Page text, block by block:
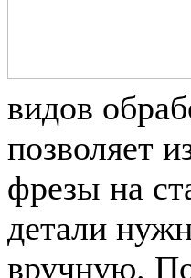
видов
позволяет
фрезы на
детали
вручную.